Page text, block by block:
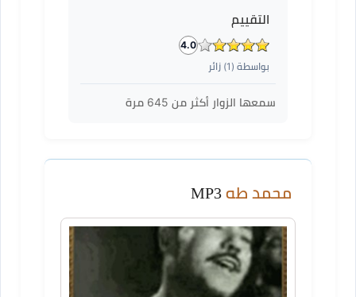
التقييم
4.0
بواسطة ( 1) زائر
سمعها الزوار أكثر من 645 مرة
محمد طه